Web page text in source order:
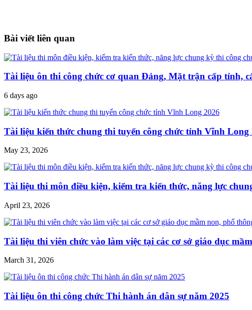
Bài viết liên quan
Tài liệu ôn thi công chức cơ quan Đảng, Mặt trận cấp tỉnh,
6 days ago
Tài liệu kiến thức chung thi tuyển công chức tỉnh Vĩnh Long
May 23, 2026
Tài liệu thi môn điều kiện, kiểm tra kiến thức, năng lực
April 23, 2026
Tài liệu thi viên chức vào làm việc tại các cơ sở giáo dục
March 31, 2026
Tài liệu ôn thi công chức Thi hành án dân sự năm 2025